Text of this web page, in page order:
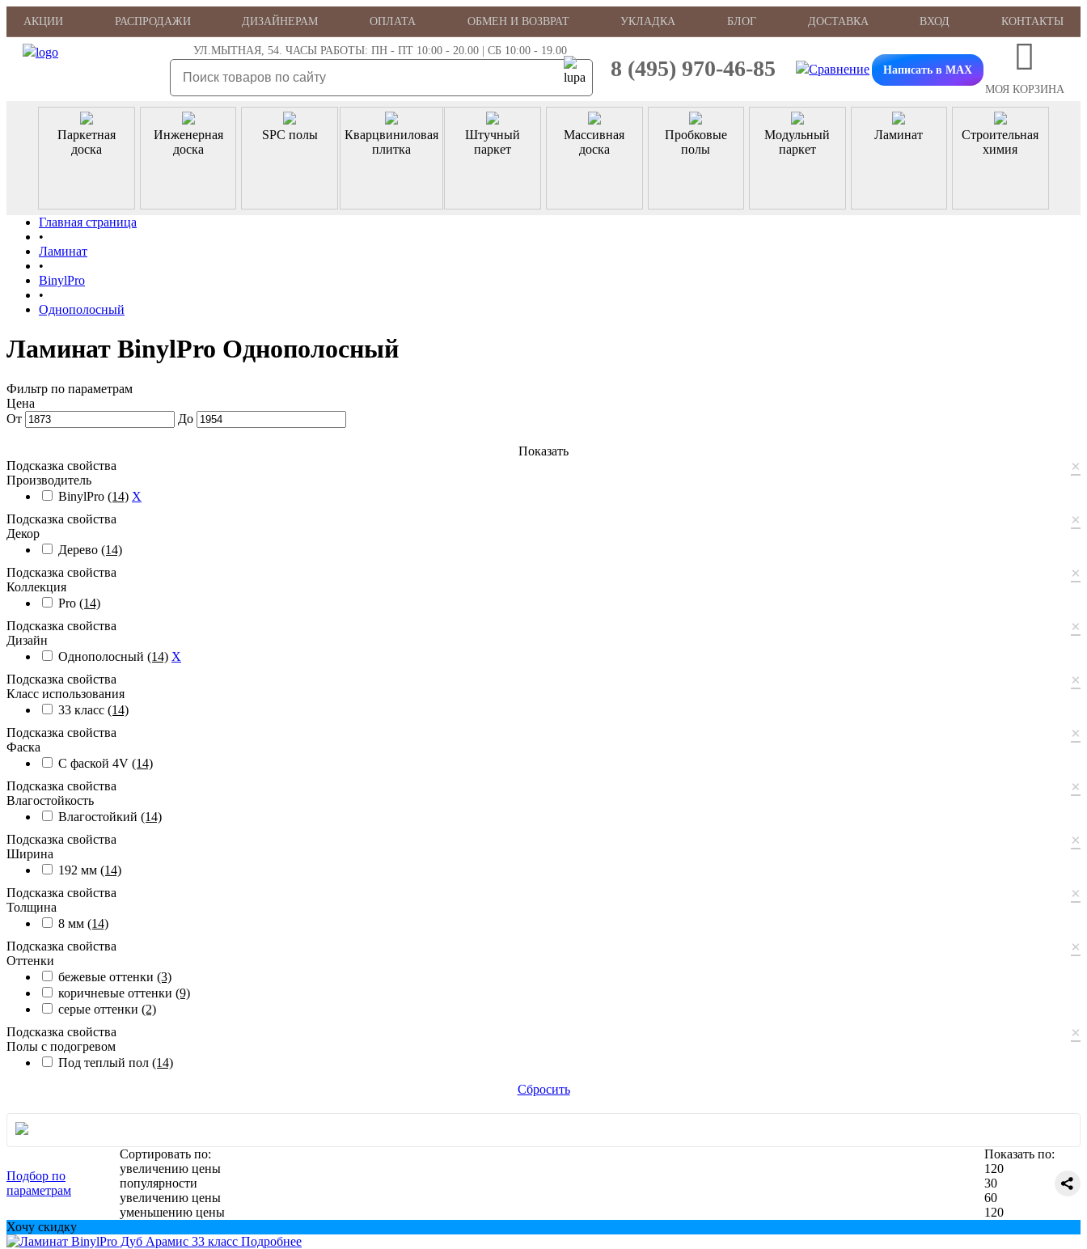
АКЦИИ РАСПРОДАЖИ ДИЗАЙНЕРАМ ОПЛАТА ОБМЕН И ВОЗВРАТ УКЛАДКА БЛОГ ДОСТАВКА ВХОД КОНТАКТЫ
УЛ.МЫТНАЯ, 54. ЧАСЫ РАБОТЫ: ПН - ПТ 10:00 - 20.00 | СБ 10:00 - 19.00
8 (495) 970-46-85
Написать в MAX
МОЯ КОРЗИНА
Паркетная
доска
Инженерная
доска
SPC полы
Кварцвиниловая
плитка
Штучный
паркет
Массивная
доска
Пробковые
полы
Модульный
паркет
Ламинат
Строительная
химия
Главная страница
•
Ламинат
•
BinylPro
•
Однополосный
Ламинат BinylPro Однополосный
Фильтр по параметрам
Цена
От
До
Показать
Подсказка свойства
×
Производитель
BinylPro (14) X
Подсказка свойства
×
Декор
Дерево (14)
Подсказка свойства
×
Коллекция
Pro (14)
Подсказка свойства
×
Дизайн
Однополосный (14) X
Подсказка свойства
×
Класс использования
33 класс (14)
Подсказка свойства
×
Фаска
С фаской 4V (14)
Подсказка свойства
×
Влагостойкость
Влагостойкий (14)
Подсказка свойства
×
Ширина
192 мм (14)
Подсказка свойства
×
Толщина
8 мм (14)
Подсказка свойства
×
Оттенки
бежевые оттенки (3)
коричневые оттенки (9)
серые оттенки (2)
Подсказка свойства
×
Полы с подогревом
Под теплый пол (14)
Сбросить
Подбор по
параметрам
Сортировать по:
увеличению цены
популярности
увеличению цены
уменьшению цены
Показать по:
120
30
60
120
Хочу скидку
Подробнее